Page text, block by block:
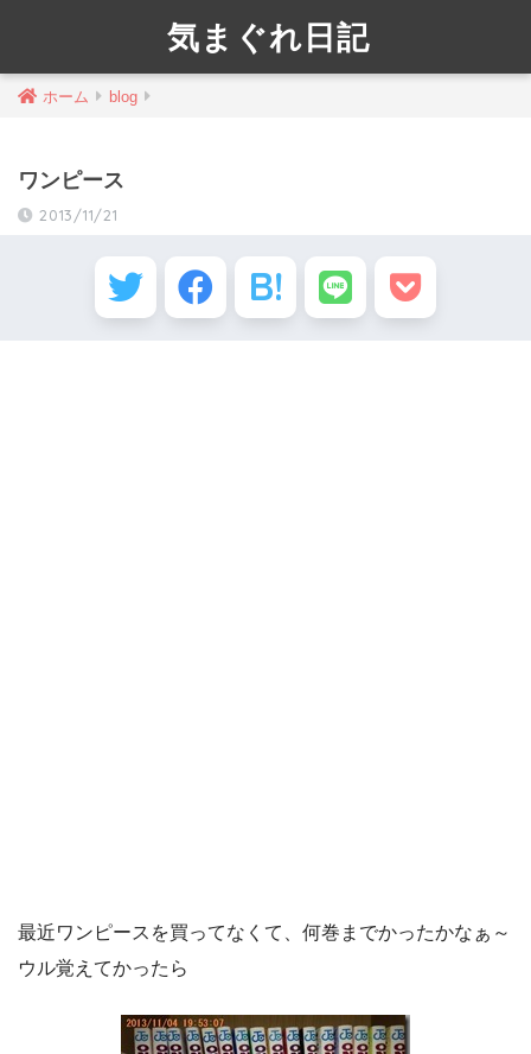
気まぐれ日記
ホーム blog
ワンピース
2013/11/21
最近ワンピースを買ってなくて、何巻までかったかなぁ～
ウル覚えてかったら